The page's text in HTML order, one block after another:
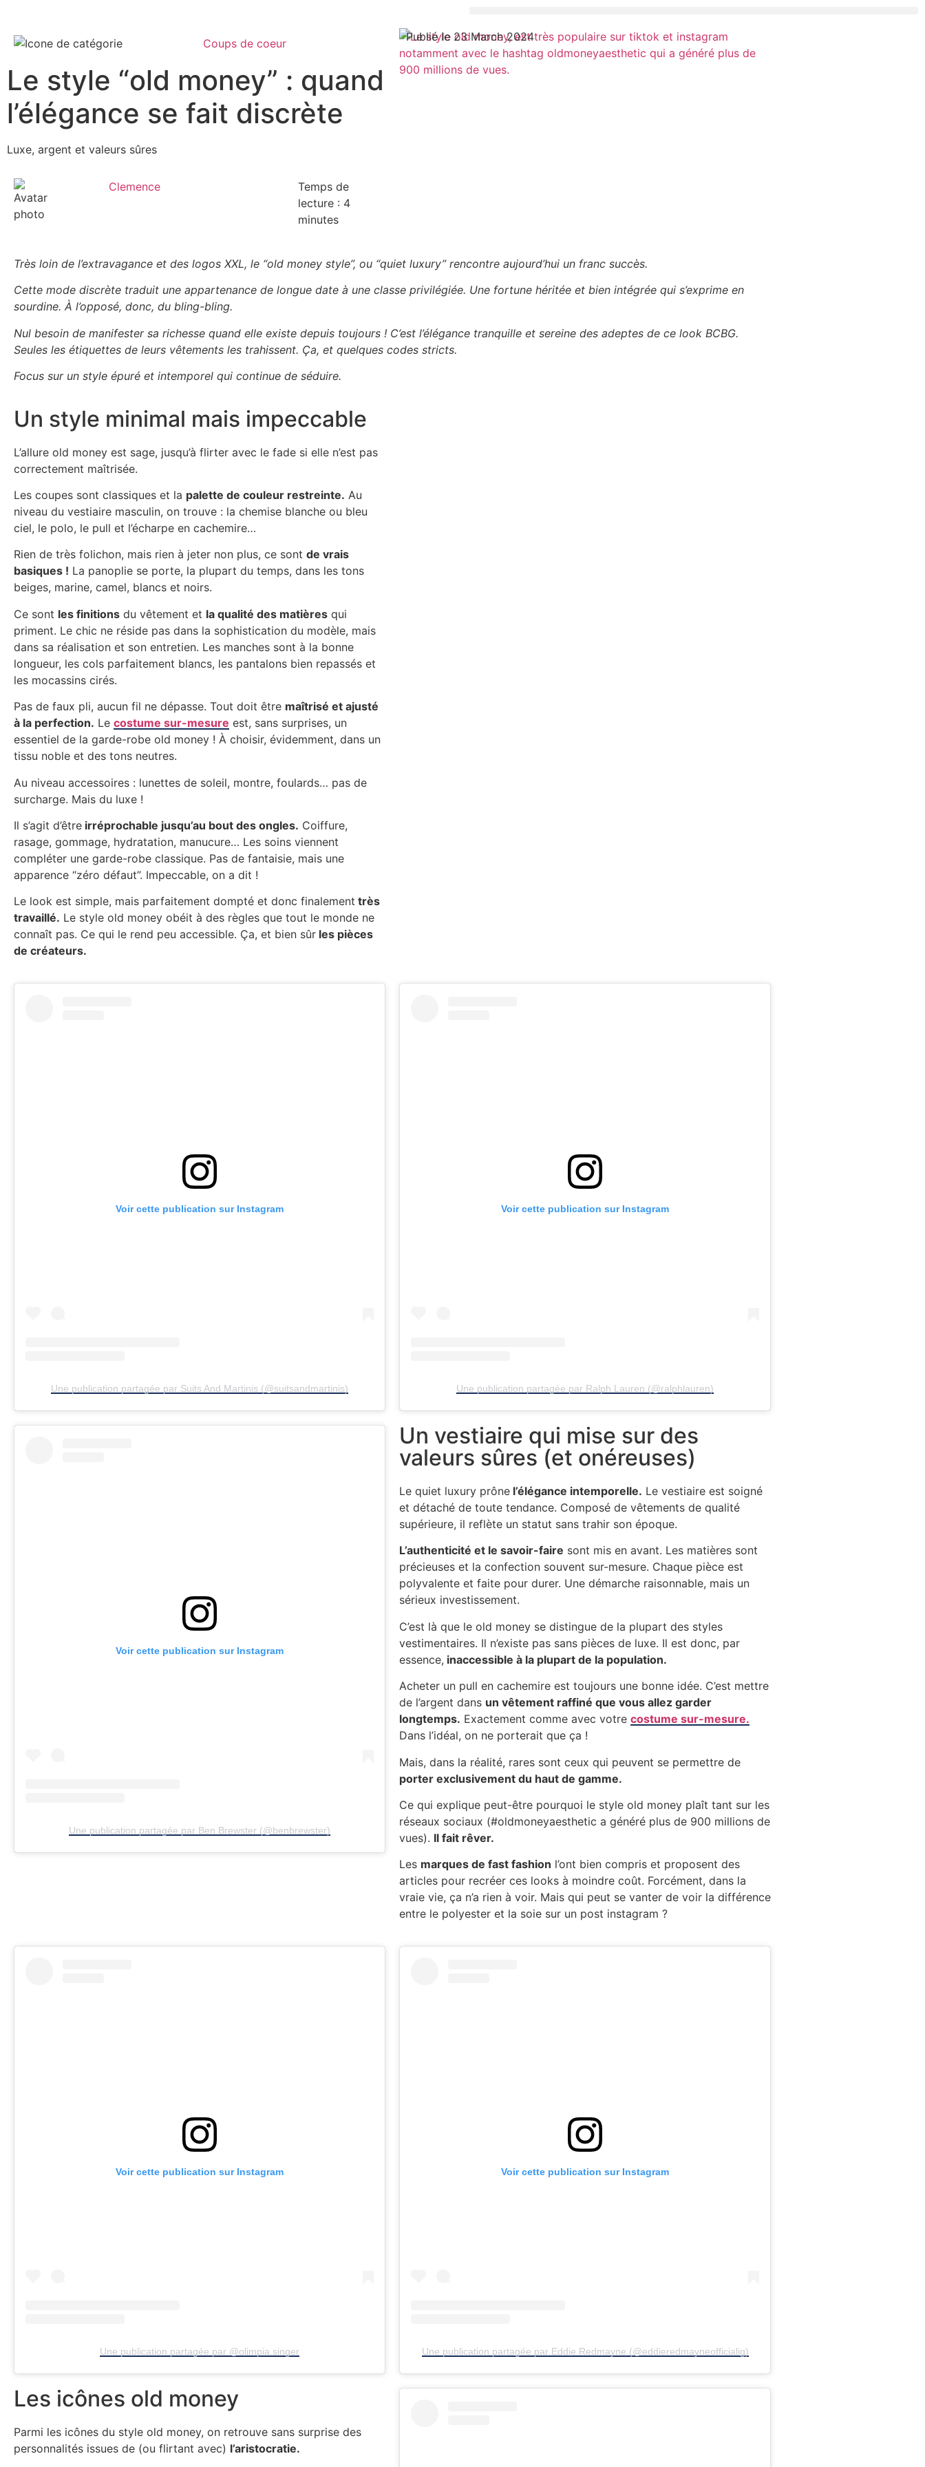
Coups de coeur
Le style “old money” : quand
l’élégance se fait discrète
Luxe, argent et valeurs sûres
Clemence
Temps de
lecture : 4
minutes
Publié le 23 March 2024
Très loin de l’extravagance et des logos XXL, le “old money style”, ou “quiet luxury” rencontre aujourd’hui un franc succès.
Cette mode discrète traduit une appartenance de longue date à une classe privilégiée. Une fortune héritée et bien intégrée qui s’exprime en
sourdine. À l’opposé, donc, du bling-bling.
Nul besoin de manifester sa richesse quand elle existe depuis toujours ! C’est l’élégance tranquille et sereine des adeptes de ce look BCBG.
Seules les étiquettes de leurs vêtements les trahissent. Ça, et quelques codes stricts.
Focus sur un style épuré et intemporel qui continue de séduire.
Un style minimal mais impeccable
L’allure old money est sage, jusqu’à flirter avec le fade si elle n’est pas
correctement maîtrisée.
Les coupes sont classiques et la palette de couleur restreinte. Au
niveau du vestiaire masculin, on trouve : la chemise blanche ou bleu
ciel, le polo, le pull et l’écharpe en cachemire…
Rien de très folichon, mais rien à jeter non plus, ce sont de vrais
basiques ! La panoplie se porte, la plupart du temps, dans les tons
beiges, marine, camel, blancs et noirs.
Ce sont les finitions du vêtement et la qualité des matières qui
priment. Le chic ne réside pas dans la sophistication du modèle, mais
dans sa réalisation et son entretien. Les manches sont à la bonne
longueur, les cols parfaitement blancs, les pantalons bien repassés et
les mocassins cirés.
Pas de faux pli, aucun fil ne dépasse. Tout doit être maîtrisé et ajusté
à la perfection. Le costume sur-mesure est, sans surprises, un
essentiel de la garde-robe old money ! À choisir, évidemment, dans un
tissu noble et des tons neutres.
Au niveau accessoires : lunettes de soleil, montre, foulards… pas de
surcharge. Mais du luxe !
Il s’agit d’être irréprochable jusqu’au bout des ongles. Coiffure,
rasage, gommage, hydratation, manucure… Les soins viennent
compléter une garde-robe classique. Pas de fantaisie, mais une
apparence “zéro défaut”. Impeccable, on a dit !
Le look est simple, mais parfaitement dompté et donc finalement très
travaillé. Le style old money obéit à des règles que tout le monde ne
connaît pas. Ce qui le rend peu accessible. Ça, et bien sûr les pièces
de créateurs.
Voir cette publication sur Instagram
Une publication partagée par Suits And Martinis (@suitsandmartinis)
Voir cette publication sur Instagram
Une publication partagée par Ralph Lauren (@ralphlauren)
Voir cette publication sur Instagram
Une publication partagée par Ben Brewster (@benbrewster)
Un vestiaire qui mise sur des
valeurs sûres (et onéreuses)
Le quiet luxury prône l’élégance intemporelle. Le vestiaire est soigné
et détaché de toute tendance. Composé de vêtements de qualité
supérieure, il reflète un statut sans trahir son époque.
L’authenticité et le savoir-faire sont mis en avant. Les matières sont
précieuses et la confection souvent sur-mesure. Chaque pièce est
polyvalente et faite pour durer. Une démarche raisonnable, mais un
sérieux investissement.
C’est là que le old money se distingue de la plupart des styles
vestimentaires. Il n’existe pas sans pièces de luxe. Il est donc, par
essence, inaccessible à la plupart de la population.
Acheter un pull en cachemire est toujours une bonne idée. C’est mettre
de l’argent dans un vêtement raffiné que vous allez garder
longtemps. Exactement comme avec votre costume sur-mesure.
Dans l’idéal, on ne porterait que ça !
Mais, dans la réalité, rares sont ceux qui peuvent se permettre de
porter exclusivement du haut de gamme.
Ce qui explique peut-être pourquoi le style old money plaît tant sur les
réseaux sociaux (#oldmoneyaesthetic a généré plus de 900 millions de
vues). Il fait rêver.
Les marques de fast fashion l’ont bien compris et proposent des
articles pour recréer ces looks à moindre coût. Forcément, dans la
vraie vie, ça n’a rien à voir. Mais qui peut se vanter de voir la différence
entre le polyester et la soie sur un post instagram ?
Voir cette publication sur Instagram
Une publication partagée par @olimpia.singer
Voir cette publication sur Instagram
Une publication partagée par Eddie Redmayne (@eddieredmayneofficialig)
Les icônes old money
Parmi les icônes du style old money, on retrouve sans surprise des
personnalités issues de (ou flirtant avec) l’aristocratie.